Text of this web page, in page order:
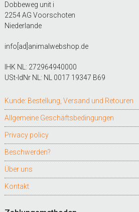
Dobbeweg unit i
2254 AG Voorschoten
Niederlande
info[ad]animalwebshop.de
IHK NL: 272964940000
USt-IdNr NL: NL 0017 19347 B69
Kunde: Bestellung, Versand und Retouren
Allgemeine Geschäftsbedingungen
Privacy policy
Beschwerden?
Über uns
Kontakt